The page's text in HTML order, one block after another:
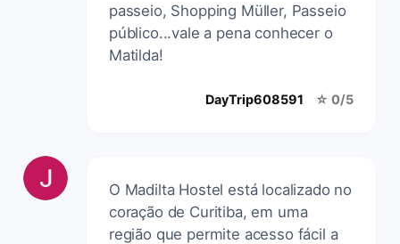
passeio, Shopping Müller, Passeio
público...vale a pena conhecer o
Matilda!
DayTrip608591 ☆ 0/5
O Madilta Hostel está localizado no
coração de Curitiba, em uma
região que permite acesso fácil a